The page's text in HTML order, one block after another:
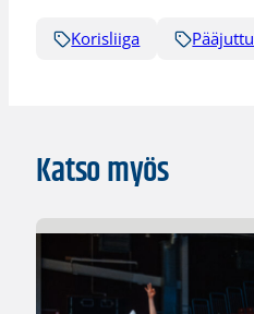
Korisliiga Pääjuttu
Katso myös